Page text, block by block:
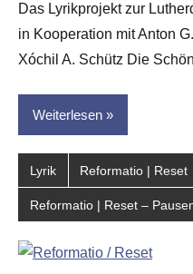
Leitner
Das Lyrikprojekt zur
in Kooperation mit Anton
Xóchil A. Schütz Die
Weiterlesen
Lyrik Reformatio | Reset
Reformatio | Reset –